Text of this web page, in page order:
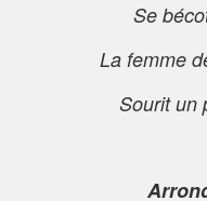
Se
La femme
Sourit un